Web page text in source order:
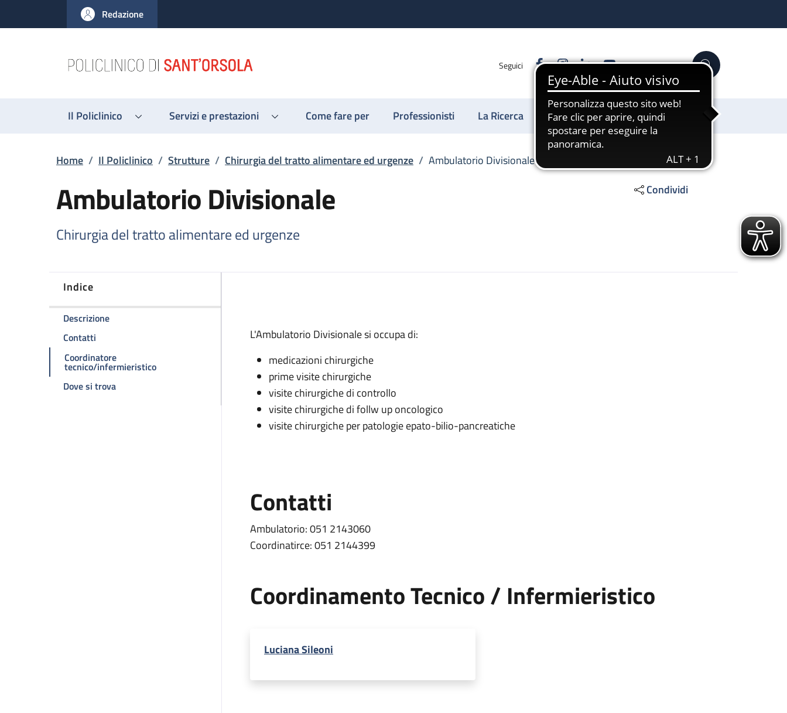
al contenuto principale
to footer content
Redazione
Seguici FacebookInstagram
LinkedinYouTube Cerca
Il Policlinico Servizi e prestazioni Come fare per Professionisti La Ricerca Sostienici
Briciole di pane
Home / Il Policlinico / Strutture / Chirurgia del tratto alimentare ed urgenze / Ambulatorio Divisionale
Ambulatorio Divisionale
Chirurgia del tratto alimentare ed urgenze
Condividi
Indice
Descrizionedella pagina Ambulatorio Divisionale
Contatti
Coordinatore
tecnico/infermieristicodella pagina Ambulatorio Divisionale
Dove si trovadella pagina Ambulatorio Divisionale
L'Ambulatorio Divisionale si occupa di:
medicazioni chirurgiche
prime visite chirurgiche
visite chirurgiche di controllo
visite chirurgiche di follw up oncologico
visite chirurgiche per patologie epato-bilio-pancreatiche
Contatti
Ambulatorio: 051 2143060
Coordinatirce: 051 2144399
Coordinamento Tecnico / Infermieristico
Luciana Sileoni